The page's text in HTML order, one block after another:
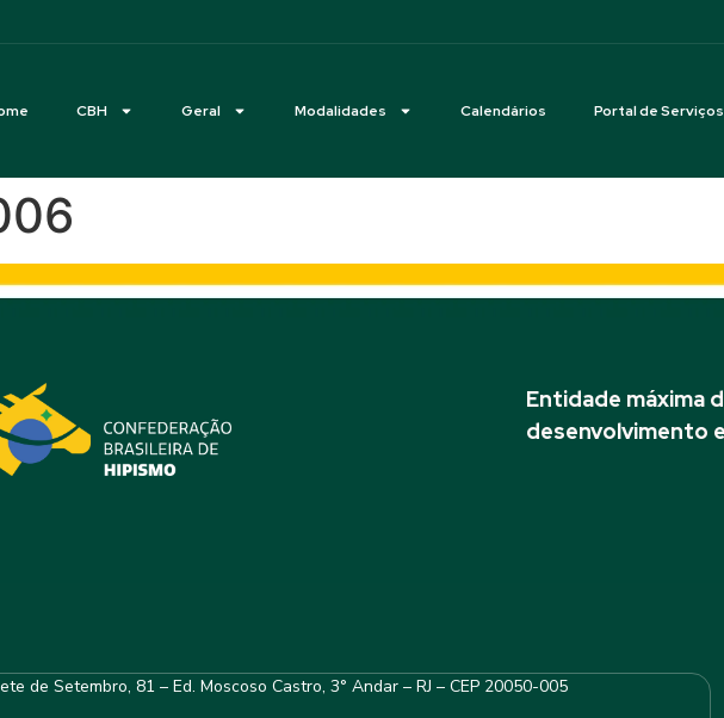
CBH Geral Modalidades Calendários Portal de Serviços
Entidade máxima
desenvolvimento
de Setembro, 81 – Ed. Moscoso Castro, 3° Andar – RJ – CEP 20050-005